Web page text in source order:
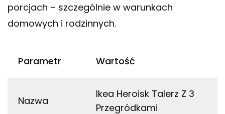
porcjach – szczególnie w warunkach
domowych i rodzinnych.
Parametr Wartość
Nazwa
Ikea Heroisk Talerz Z 3
Przegródkami